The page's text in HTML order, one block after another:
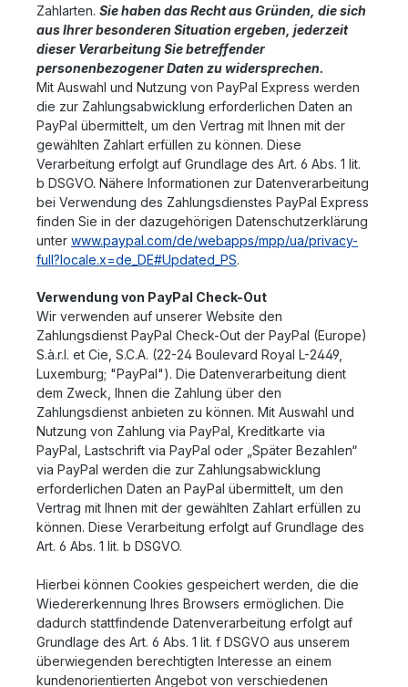
Zahlarten. Sie haben das Recht aus Gründen, die sich
aus Ihrer besonderen Situation ergeben, jederzeit
dieser Verarbeitung Sie betreffender
personenbezogener Daten zu widersprechen.
Mit Auswahl und Nutzung von PayPal Express werden
die zur Zahlungsabwicklung erforderlichen Daten an
PayPal übermittelt, um den Vertrag mit Ihnen mit der
gewählten Zahlart erfüllen zu können. Diese
Verarbeitung erfolgt auf Grundlage des Art. 6 Abs. 1 lit.
b DSGVO. Nähere Informationen zur Datenverarbeitung
bei Verwendung des Zahlungsdienstes PayPal Express
finden Sie in der dazugehörigen Datenschutzerklärung
unter www.paypal.com/de/webapps/mpp/ua/privacy-
full?locale.x=de_DE#Updated_PS.
Verwendung von PayPal Check-Out
Wir verwenden auf unserer Website den
Zahlungsdienst PayPal Check-Out der PayPal (Europe)
S.à.r.l. et Cie, S.C.A. (22-24 Boulevard Royal L-2449,
Luxemburg; "PayPal"). Die Datenverarbeitung dient
dem Zweck, Ihnen die Zahlung über den
Zahlungsdienst anbieten zu können. Mit Auswahl und
Nutzung von Zahlung via PayPal, Kreditkarte via
PayPal, Lastschrift via PayPal oder „Später Bezahlen“
via PayPal werden die zur Zahlungsabwicklung
erforderlichen Daten an PayPal übermittelt, um den
Vertrag mit Ihnen mit der gewählten Zahlart erfüllen zu
können. Diese Verarbeitung erfolgt auf Grundlage des
Art. 6 Abs. 1 lit. b DSGVO.
Hierbei können Cookies gespeichert werden, die die
Wiedererkennung Ihres Browsers ermöglichen. Die
dadurch stattfindende Datenverarbeitung erfolgt auf
Grundlage des Art. 6 Abs. 1 lit. f DSGVO aus unserem
überwiegenden berechtigten Interesse an einem
kundenorientierten Angebot von verschiedenen